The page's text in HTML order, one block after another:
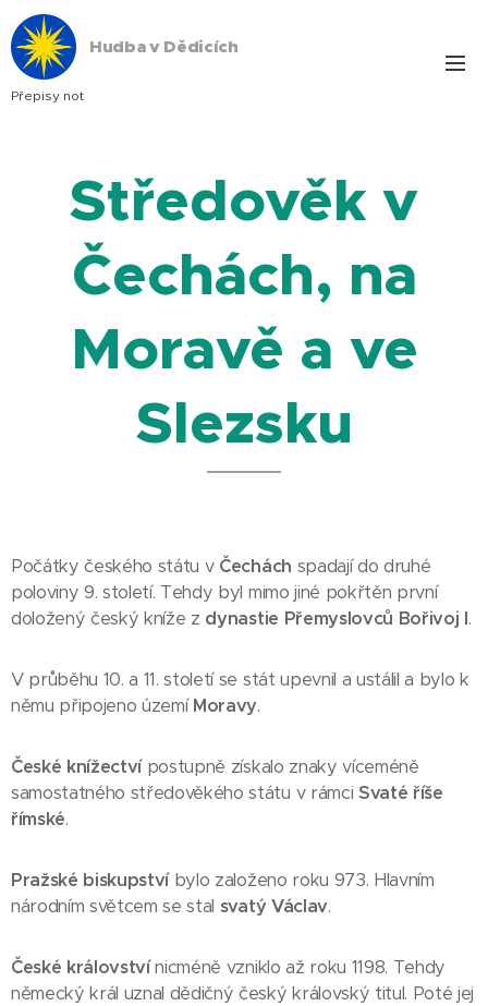
Hudba v Dědicích
Přepisy not
Středověk v
Čechách, na
Moravě a ve
Slezsku
Počátky českého státu v Čechách spadají do druhé
poloviny 9. století. Tehdy byl mimo jiné pokřtěn první
doložený český kníže z dynastie Přemyslovců Bořivoj I.
V průběhu 10. a 11. století se stát upevnil a ustálil a bylo k
němu připojeno územíMoravy.
České knížectví postupně získalo znaky víceméně
samostatného středověkého státu v rámci Svaté říše
římské.
Pražské biskupstvíbylo založeno roku 973. Hlavním
národním světcem se stal svatý Václav.
České královstvínicméně vzniklo až roku 1198. Tehdy
německý král uznal dědičný český královský titul. Poté jej